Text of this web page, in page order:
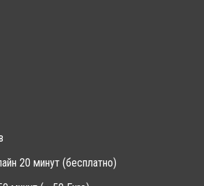
20 минут (бесплатно)